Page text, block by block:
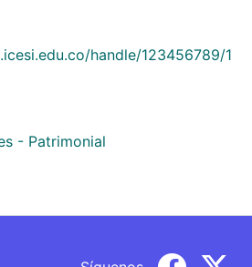
handle/123456789/1
- Patrimonial